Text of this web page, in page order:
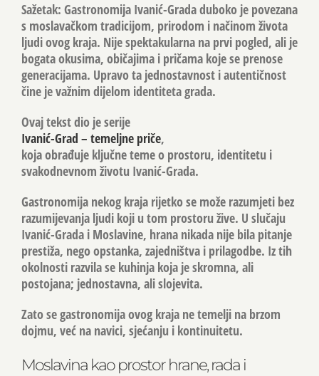
Sažetak: Gastronomija Ivanić-Gradaduboko je povezana
s moslavačkom tradicijom, prirodom i načinom života
ljudi ovog kraja. Nije spektakularna na prvi pogled, ali je
bogata okusima, običajima i pričama koje se prenose
generacijama. Upravo ta jednostavnost i autentičnost
čine je važnim dijelom identiteta grada.
Ovaj tekst dio je serije
Ivanić-Grad – temeljne priče,
koja obrađuje ključne teme o prostoru, identitetu i
svakodnevnom životu Ivanić-Grada.
Gastronomija nekog kraja rijetko se može razumjeti bez
razumijevanja ljudi koji u tom prostoru žive. U slučaju
Ivanić-Grada i Moslavine, hrana nikada nije bila pitanje
prestiža, negoopstanka, zajedništva i prilagodbe. Iz tih
okolnosti razvila se kuhinja koja je skromna, ali
postojana; jednostavna, ali slojevita.
Zato se gastronomija ovog kraja ne temelji na brzom
dojmu, već na navici, sjećanju i kontinuitetu.
Moslavina kao prostor hrane, rada i